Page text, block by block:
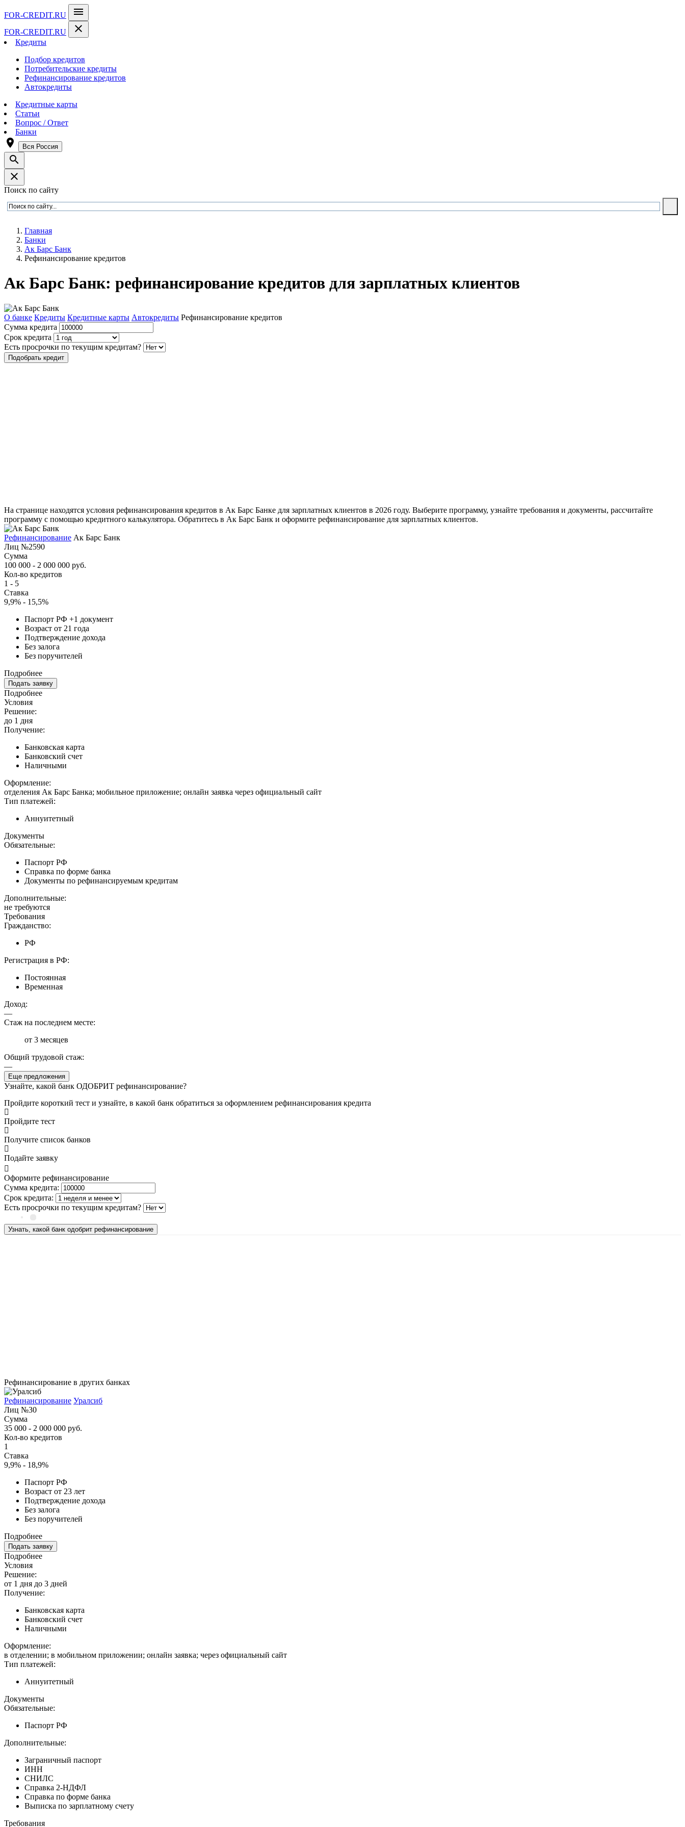
FOR-CREDIT.RU menu
FOR-CREDIT.RU close
Кредиты
Подбор кредитов
Потребительские кредиты
Рефинансирование кредитов
Автокредиты
Кредитные карты
Статьи
Вопрос / Ответ
Банки
room Вся Россия
search
close
Поиск по сайту
Главная
Банки
Ак Барс Банк
Рефинансирование кредитов
Ак Барс Банк: рефинансирование кредитов для зарплатных клиентов
О банке Кредиты Кредитные карты Автокредиты Рефинансирование кредитов
Сумма кредита
Срок кредита
Есть просрочки по текущим кредитам?
Подобрать кредит
На странице находятся условия рефинансирования кредитов в Ак Барс Банке для зарплатных клиентов в 2026 году. Выберите программу, узнайте требования и документы, рассчитайте
программу с помощью кредитного калькулятора. Обратитесь в Ак Барс Банк и оформите рефинансирование для зарплатных клиентов.
Рефинансирование Ак Барс Банк
Лиц №2590
Сумма
100 000 - 2 000 000 руб.
Кол-во кредитов
1 - 5
Ставка
9,9% - 15,5%
Паспорт РФ +1 документ
Возраст от 21 года
Подтверждение дохода
Без залога
Без поручителей
Подробнее
Подать заявку
Подробнее
Условия
Решение:
до 1 дня
Получение:
Банковская карта
Банковский счет
Наличными
Оформление:
отделения Ак Барс Банка; мобильное приложение; онлайн заявка через официальный сайт
Тип платежей:
Аннуитетный
Документы
Обязательные:
Паспорт РФ
Справка по форме банка
Документы по рефинансируемым кредитам
Дополнительные:
не требуются
Требования
Гражданство:
РФ
Регистрация в РФ:
Постоянная
Временная
Доход:
—
Стаж на последнем месте:
от 3 месяцев
Общий трудовой стаж:
—
Еще предложения
Узнайте, какой банк ОДОБРИТ рефинансирование?
Пройдите короткий тест и узнайте, в какой банк обратиться за оформлением рефинансирования кредита
Пройдите тест
Получите список банков
Подайте заявку
Оформите рефинансирование
Сумма кредита:
Срок кредита:
Есть просрочки по текущим кредитам?
Узнать, какой банк одобрит рефинансирование
Рефинансирование в других банках
Рефинансирование Уралсиб
Лиц №30
Сумма
35 000 - 2 000 000 руб.
Кол-во кредитов
1
Ставка
9,9% - 18,9%
Паспорт РФ
Возраст от 23 лет
Подтверждение дохода
Без залога
Без поручителей
Подробнее
Подать заявку
Подробнее
Условия
Решение:
от 1 дня до 3 дней
Получение:
Банковская карта
Банковский счет
Наличными
Оформление:
в отделении; в мобильном приложении; онлайн заявка; через официальный сайт
Тип платежей:
Аннуитетный
Документы
Обязательные:
Паспорт РФ
Дополнительные:
Заграничный паспорт
ИНН
СНИЛС
Справка 2-НДФЛ
Справка по форме банка
Выписка по зарплатному счету
Требования